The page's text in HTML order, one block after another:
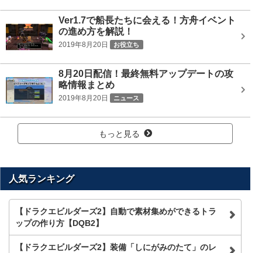
Ver1.7で船長たちに会える！方舟イベント
の進め方を解説！
2019年8月20日 お役立ち
8月20日配信！最終無料アップデートの攻
略情報まとめ
2019年8月20日 ニュース
もっと見る
人気ランキング
【ドラクエビルダーズ2】自動で素材集めができるトラ
ップの作り方【DQB2】
【ドラクエビルダーズ2】装備「しにがみのたて」のレ